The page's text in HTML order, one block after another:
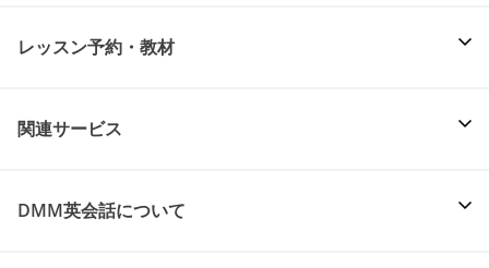
レッスン予約・教材
関連サービス
DMM英会話について